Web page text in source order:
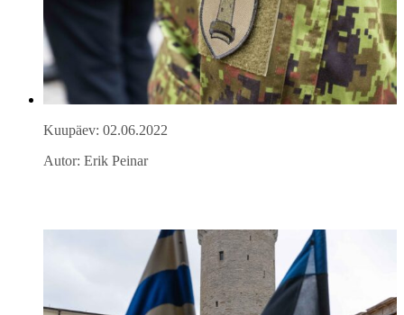
Kuupäev: 02.06.2022
Autor: Erik Peinar